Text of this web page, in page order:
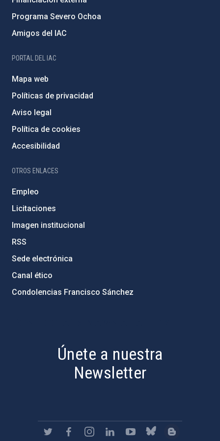
Programa Severo Ochoa
Amigos del IAC
PORTAL DEL IAC
Mapa web
Políticas de privacidad
Aviso legal
Política de cookies
Accesibilidad
OTROS ENLACES
Empleo
Licitaciones
Imagen institucional
RSS
Sede electrónica
Canal ético
Condolencias Francisco Sánchez
Únete a nuestra
Newsletter